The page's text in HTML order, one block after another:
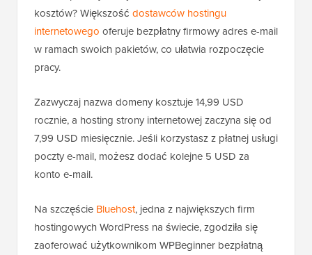
kosztów? Większość dostawców hostingu
internetowego oferuje bezpłatny firmowy adres e-mail
w ramach swoich pakietów, co ułatwia rozpoczęcie
pracy.
Zazwyczaj nazwa domeny kosztuje 14,99 USD
rocznie, a hosting strony internetowej zaczyna się od
7,99 USD miesięcznie. Jeśli korzystasz z płatnej usługi
poczty e-mail, możesz dodać kolejne 5 USD za
konto e-mail.
Na szczęście Bluehost, jedna z największych firm
hostingowych WordPress na świecie, zgodziła się
zaoferować użytkownikom WPBeginner bezpłatną